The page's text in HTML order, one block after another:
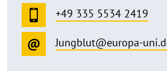
+49 335 5534 2419
Jungblut@europa-